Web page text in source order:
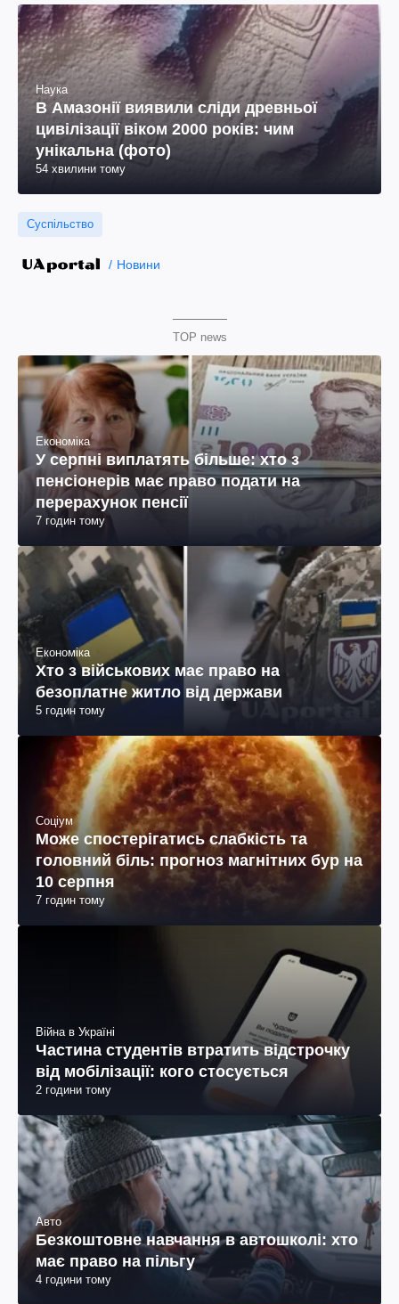
Наука
В Амазонії виявили сліди древньої
цивілізації віком 2000 років: чим
унікальна (фото)
54 хвилини тому
Суспільство
Новини
TOP news
Економіка
У серпні виплатять більше: хто з
пенсіонерів має право подати на
перерахунок пенсії
7 годин тому
Економіка
Хто з військових має право на
безоплатне житло від держави
5 годин тому
Соціум
Може спостерігатись слабкість та
головний біль: прогноз магнітних бур на
10 серпня
7 годин тому
Війна в Україні
Частина студентів втратить відстрочку
від мобілізації: кого стосується
2 години тому
Авто
Безкоштовне навчання в автошколі: хто
має право на пільгу
4 години тому